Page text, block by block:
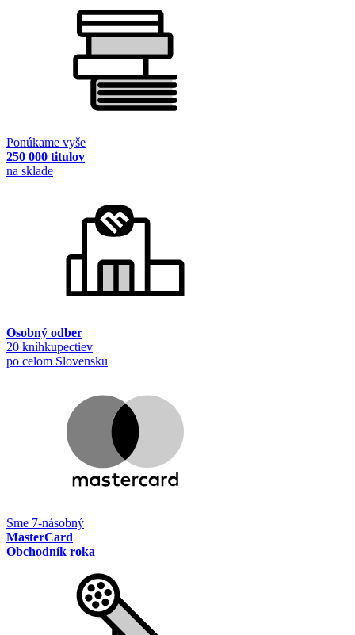
Ponúkame vyše
250 000 titulov
na sklade
Osobný odber
20 kníhkupectiev
po celom Slovensku
Sme 7-násobný
MasterCard
Obchodník roka